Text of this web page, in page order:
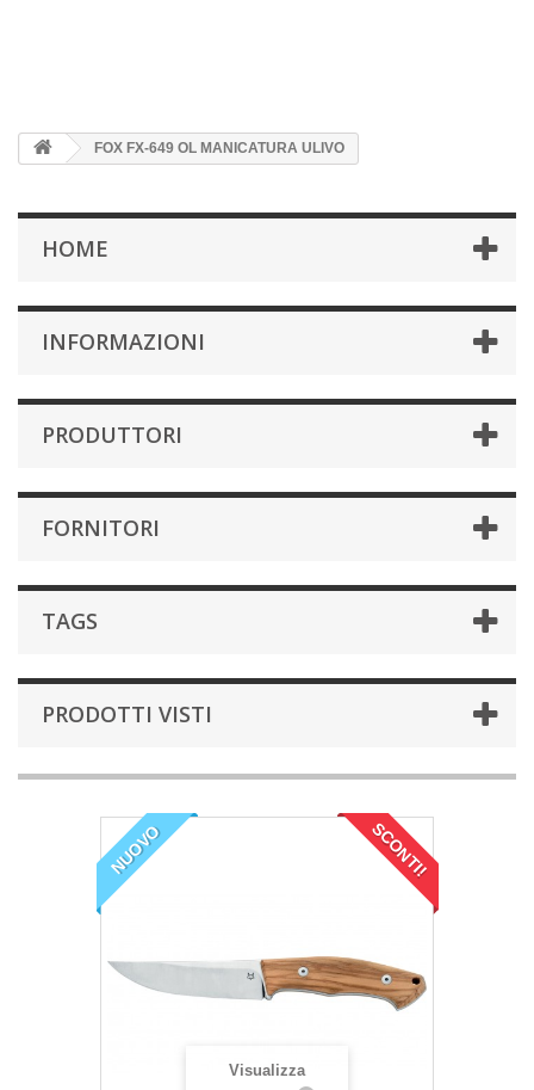
FOX FX-649 OL MANICATURA ULIVO
HOME
INFORMAZIONI
PRODUTTORI
FORNITORI
TAGS
PRODOTTI VISTI
NUOVO SCONTI!
Visualizza